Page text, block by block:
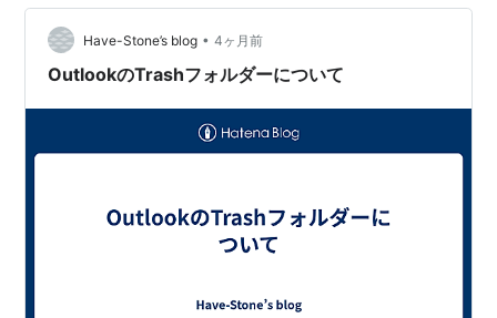
（GA）として公開され、Claude for Outlookもパブリッ
クベータと…
Have-Stone’s blog • 4ヶ月前
OutlookのTrashフォルダーについて